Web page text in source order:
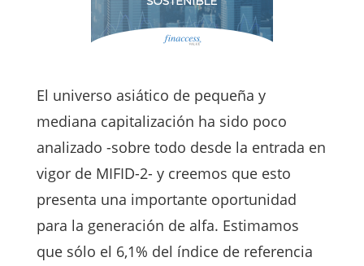
El universo asiático de pequeña y
mediana capitalización ha sido poco
analizado -sobre todo desde la entrada en
vigor de MIFID-2- y creemos que esto
presenta una importante oportunidad
para la generación de alfa. Estimamos
que sólo el 6,1% del índice de referencia